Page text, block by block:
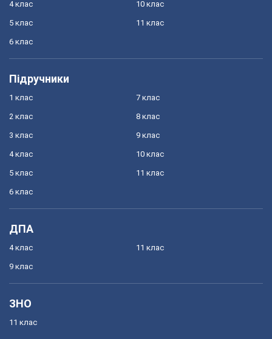
4 клас
5 клас
6 клас
10 клас
11 клас
Підручники
1 клас
2 клас
3 клас
4 клас
5 клас
6 клас
7 клас
8 клас
9 клас
10 клас
11 клас
ДПА
4 клас
9 клас
11 клас
ЗНО
11 клас